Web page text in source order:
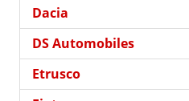
Dacia
DS Automobiles
Etrusco